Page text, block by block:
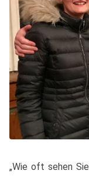
„Wie oft sehen